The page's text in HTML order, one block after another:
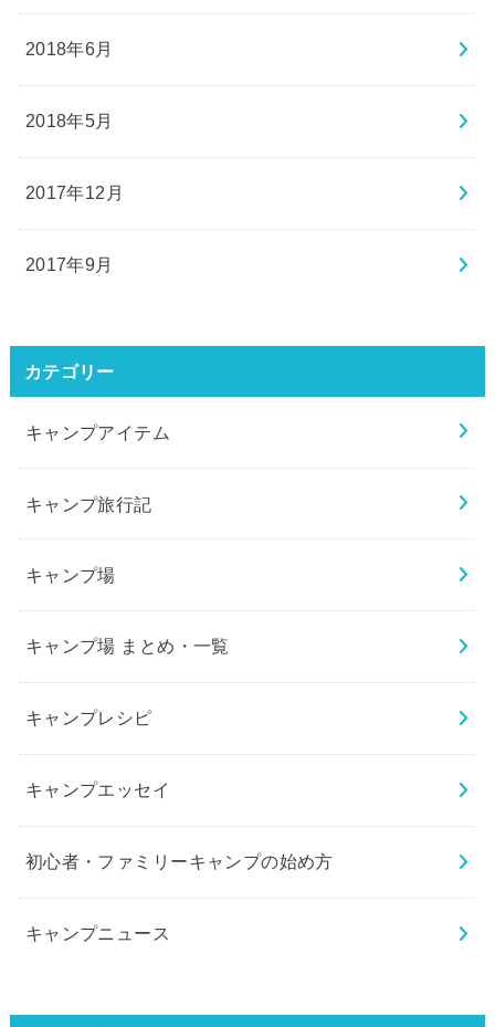
2018年6月
2018年5月
2017年12月
2017年9月
カテゴリー
キャンプアイテム
キャンプ旅行記
キャンプ場
キャンプ場 まとめ・一覧
キャンプレシピ
キャンプエッセイ
初心者・ファミリーキャンプの始め方
キャンプニュース